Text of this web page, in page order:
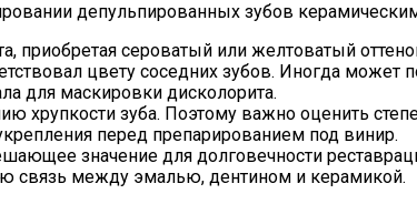
депульпированных зубов
сероватый или желтоватый
цвету соседних зубов. Иногда может
для маскировки дисколорита.
хрупкости зуба. Поэтому важно оценить
перед препарированием под винир.
значение для долговечности
связь между эмалью, дентином и керамикой.